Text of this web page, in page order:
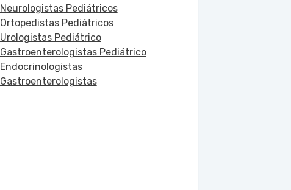
Neurologistas Pediátricos
Ortopedistas Pediátricos
Urologistas Pediátrico
Gastroenterologistas Pediátrico
Endocrinologistas
Gastroenterologistas